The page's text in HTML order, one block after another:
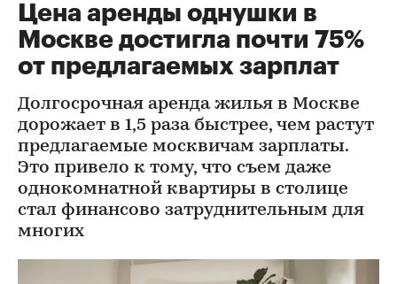
Цена аренды однушки в
Москве достигла почти 75%
от предлагаемых зарплат
Долгосрочная аренда жилья в Москве
дорожает в 1,5 раза быстрее, чем растут
предлагаемые москвичам зарплаты.
Это привело к тому, что съем даже
однокомнатной квартиры в столице
стал финансово затруднительным для
многих